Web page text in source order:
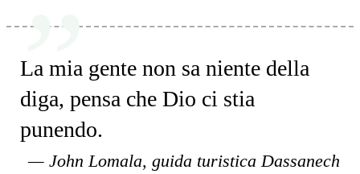
La mia gente non sa niente della
diga, pensa che Dio ci stia
punendo.
John Lomala, guida turistica Dassanech